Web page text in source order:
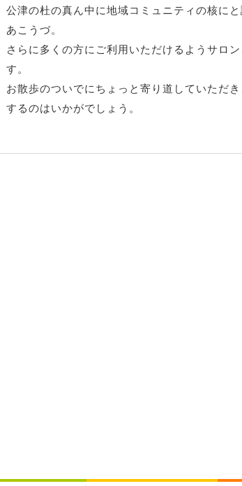
公津の杜の真ん中に地域コミュニティの核に
あこうづ。
さらに多くの方にご利用いただけるようサロ
す。
お散歩のついでにちょっと寄り道していただ
するのはいかがでしょう。